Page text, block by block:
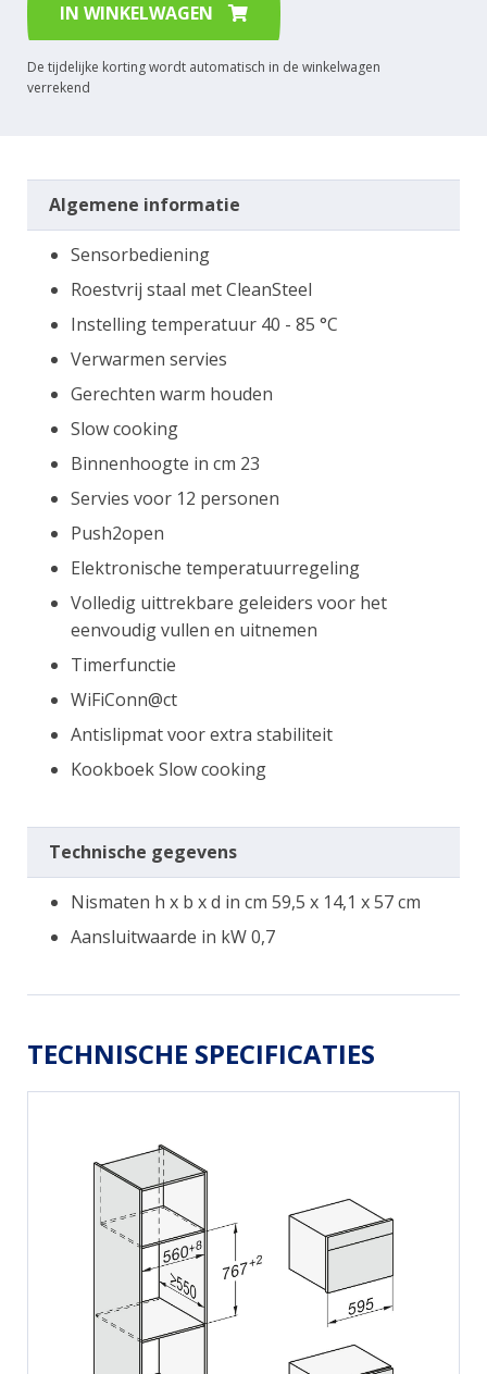
IN WINKELWAGEN
De tijdelijke korting wordt automatisch in de winkelwagen
verrekend
Algemene informatie
Sensorbediening
Roestvrij staal met CleanSteel
Instelling temperatuur 40 - 85 °C
Verwarmen servies
Gerechten warm houden
Slow cooking
Binnenhoogte in cm 23
Servies voor 12 personen
Push2open
Elektronische temperatuurregeling
Volledig uittrekbare geleiders voor het
eenvoudig vullen en uitnemen
Timerfunctie
WiFiConn@ct
Antislipmat voor extra stabiliteit
Kookboek Slow cooking
Technische gegevens
Nismaten h x b x d in cm 59,5 x 14,1 x 57 cm
Aansluitwaarde in kW 0,7
TECHNISCHE SPECIFICATIES